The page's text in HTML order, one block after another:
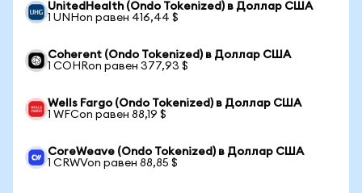
UnitedHealth (Ondo Tokenized) в Доллар США
1 UNHon равен 416,44 $
Coherent (Ondo Tokenized) в Доллар США
1 COHRon равен 377,93 $
Wells Fargo (Ondo Tokenized) в Доллар США
1 WFCon равен 88,19 $
CoreWeave (Ondo Tokenized) в Доллар США
1 CRWVon равен 88,85 $